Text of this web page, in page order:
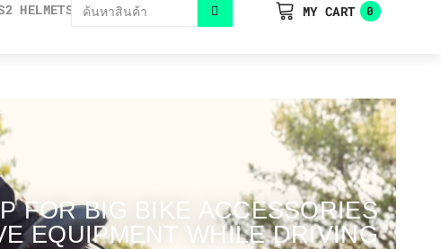
HELMETS CATALOGUE
MY CART 0
FOR BIG BIKE ACCESSORIES
EQUIPMENT WHILE DRIVING